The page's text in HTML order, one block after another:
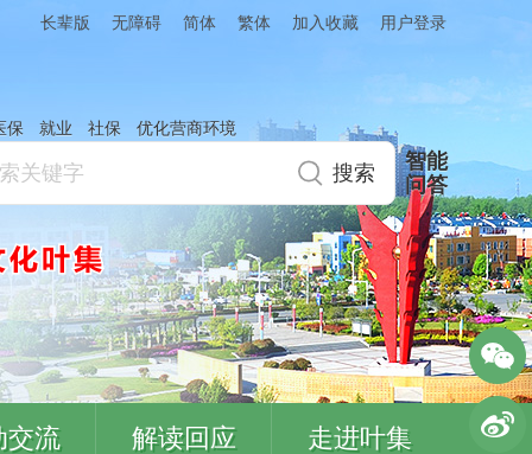
长辈版 无障碍 简体 繁体 加入收藏 用户登录
保 就业 社保 优化营商环境
智能
问答
交流 解读回应 走进叶集